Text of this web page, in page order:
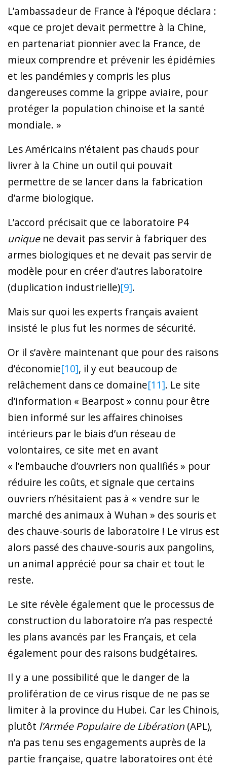
L’ambassadeur de France à l’époque déclara :
«que ce projet devait permettre à la Chine,
en partenariat pionnier avec la France, de
mieux comprendre et prévenir les épidémies
et les pandémies y compris les plus
dangereuses comme la grippe aviaire, pour
protéger la population chinoise et la santé
mondiale. »
Les Américains n’étaient pas chauds pour
livrer à la Chine un outil qui pouvait
permettre de se lancer dans la fabrication
d’arme biologique.
L’accord précisait que ce laboratoire P4
unique ne devait pas servir à fabriquer des
armes biologiques et ne devait pas servir de
modèle pour en créer d’autres laboratoire
(duplication industrielle)[9].
Mais sur quoi les experts français avaient
insisté le plus fut les normes de sécurité.
Or il s’avère maintenant que pour des raisons
d’économie[10], il y eut beaucoup de
relâchement dans ce domaine[11]. Le site
d’information « Bearpost » connu pour être
bien informé sur les affaires chinoises
intérieurs par le biais d’un réseau de
volontaires, ce site met en avant
« l’embauche d’ouvriers non qualifiés » pour
réduire les coûts, et signale que certains
ouvriers n’hésitaient pas à « vendre sur le
marché des animaux à Wuhan » des souris et
des chauve-souris de laboratoire ! Le virus est
alors passé des chauve-souris aux pangolins,
un animal apprécié pour sa chair et tout le
reste.
Le site révèle également que le processus de
construction du laboratoire n’a pas respecté
les plans avancés par les Français, et cela
également pour des raisons budgétaires.
Il y a une possibilité que le danger de la
prolifération de ce virus risque de ne pas se
limiter à la province du Hubei. Car les Chinois,
plutôt l’Armée Populaire de Libération (APL),
n’a pas tenu ses engagements auprès de la
partie française, quatre laboratoires ont été